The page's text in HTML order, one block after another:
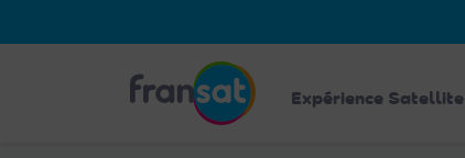
noter
Expérience Satellite